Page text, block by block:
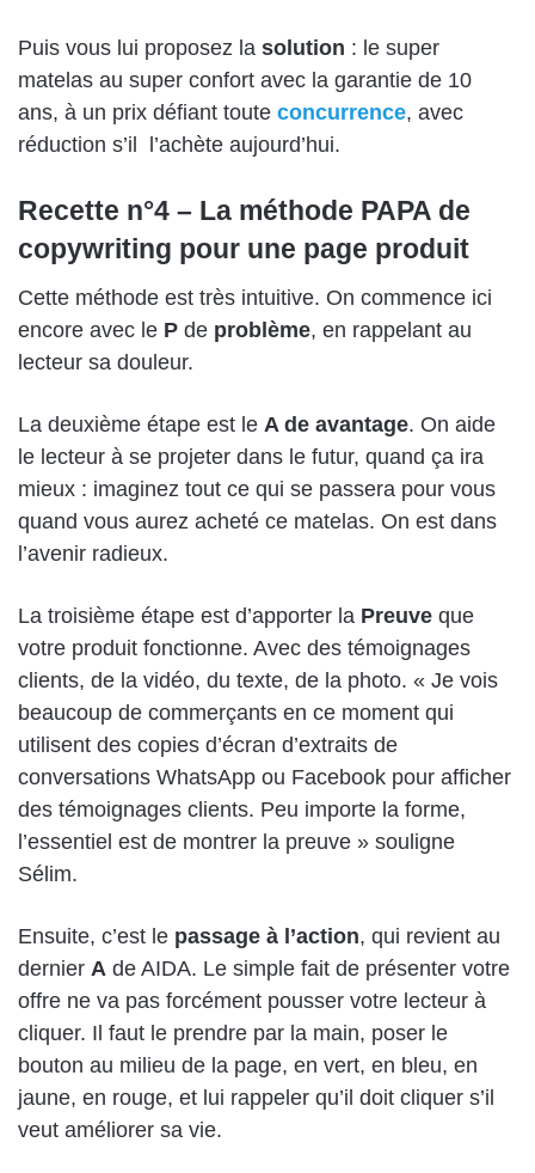
Puis vous lui proposez la solution : le super
matelas au super confort avec la garantie de 10
ans, à un prix défiant toute concurrence, avec
réduction s’il l’achète aujourd’hui.
Recette n°4 – La méthode PAPA de
copywriting pour une page produit
Cette méthode est très intuitive. On commence ici
encore avec le P de problème, en rappelant au
lecteur sa douleur.
La deuxième étape est le A de avantage. On aide
le lecteur à se projeter dans le futur, quand ça ira
mieux : imaginez tout ce qui se passera pour vous
quand vous aurez acheté ce matelas. On est dans
l’avenir radieux.
La troisième étape est d’apporter la Preuve que
votre produit fonctionne. Avec des témoignages
clients, de la vidéo, du texte, de la photo. « Je vois
beaucoup de commerçants en ce moment qui
utilisent des copies d’écran d’extraits de
conversations WhatsApp ou Facebook pour afficher
des témoignages clients. Peu importe la forme,
l’essentiel est de montrer la preuve » souligne
Sélim.
Ensuite, c’est le passage à l’action, qui revient au
dernier A de AIDA. Le simple fait de présenter votre
offre ne va pas forcément pousser votre lecteur à
cliquer. Il faut le prendre par la main, poser le
bouton au milieu de la page, en vert, en bleu, en
jaune, en rouge, et lui rappeler qu’il doit cliquer s’il
veut améliorer sa vie.